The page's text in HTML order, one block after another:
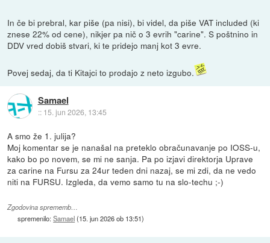
In če bi prebral, kar piše (pa nisi), bi videl, da piše VAT included (ki
znese 22% od cene), nikjer pa nič o 3 evrih "carine". S poštnino in
DDV vred dobiš stvari, ki te pridejo manj kot 3 evre.
Povej sedaj, da ti Kitajci to prodajo z neto izgubo.
Samael
:: 15. jun 2026, 13:45
A smo že 1. julija?
Moj komentar se je nanašal na preteklo obračunavanje po IOSS-u,
kako bo po novem, se mi ne sanja. Pa po izjavi direktorja Uprave
za carine na Fursu za 24ur teden dni nazaj, se mi zdi, da ne vedo
niti na FURSU. Izgleda, da vemo samo tu na slo-techu ;-)
Zgodovina sprememb…
spremenilo:Samael(15. jun 2026 ob 13:51)